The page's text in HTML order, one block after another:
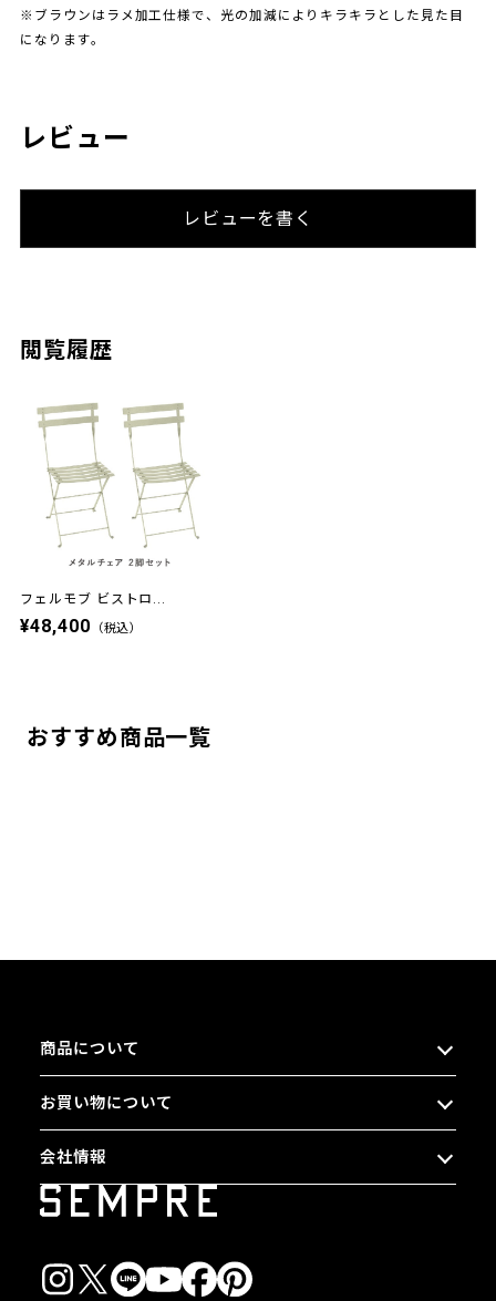
※ブラウンはラメ加工仕様で、光の加減によりキラキラとした見た目
になります。
レビュー
レビューを書く
閲覧履歴
フェルモブ ビストロ...
¥48,400 （税込）
おすすめ商品一覧
商品について
お買い物について
会社情報